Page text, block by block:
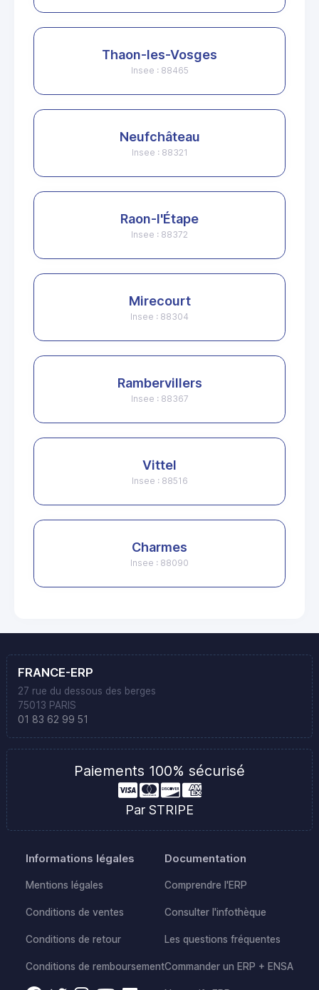
Thaon-les-Vosges
Insee : 88465
Neufchâteau
Insee : 88321
Raon-l'Étape
Insee : 88372
Mirecourt
Insee : 88304
Rambervillers
Insee : 88367
Vittel
Insee : 88516
Charmes
Insee : 88090
FRANCE-ERP
27 rue du dessous des berges
75013 PARIS
01 83 62 99 51
Paiements 100% sécurisé
Par STRIPE
Informations légales
Mentions légales
Conditions de ventes
Conditions de retour
Conditions de remboursement
Documentation
Comprendre l'ERP
Consulter l'infothèque
Les questions fréquentes
Commander un ERP + ENSA